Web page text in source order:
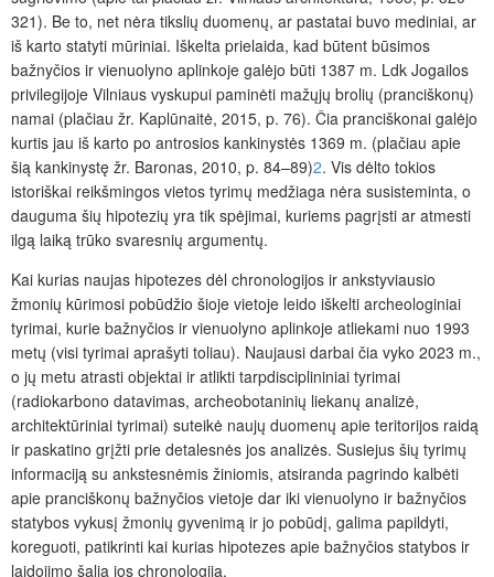
321). Be to, net nėra tikslių duomenų, ar pastatai buvo mediniai, ar
iš karto statyti mūriniai. Iškelta prielaida, kad būtent būsimos
bažnyčios ir vienuolyno aplinkoje galėjo būti 1387 m. Ldk Jogailos
privilegijoje Vilniaus vyskupui paminėti mažųjų brolių (pranciškonų)
namai (plačiau žr. Kaplūnaitė, 2015, p. 76). Čia pranciškonai galėjo
kurtis jau iš karto po antrosios kankinystės 1369 m. (plačiau apie
šią kankinystę žr. Baronas, 2010, p. 84–89)2. Vis dėlto tokios
istoriškai reikšmingos vietos tyrimų medžiaga nėra susisteminta, o
dauguma šių hipotezių yra tik spėjimai, kuriems pagrįsti ar atmesti
ilgą laiką trūko svaresnių argumentų.
Kai kurias naujas hipotezes dėl chronologijos ir ankstyviausio
žmonių kūrimosi pobūdžio šioje vietoje leido iškelti archeologiniai
tyrimai, kurie bažnyčios ir vienuolyno aplinkoje atliekami nuo 1993
metų (visi tyrimai aprašyti toliau). Naujausi darbai čia vyko 2023 m.,
o jų metu atrasti objektai ir atlikti tarpdisciplininiai tyrimai
(radiokarbono datavimas, archeobotaninių liekanų analizė,
architektūriniai tyrimai) suteikė naujų duomenų apie teritorijos raidą
ir paskatino grįžti prie detalesnės jos analizės. Susiejus šių tyrimų
informaciją su ankstesnėmis žiniomis, atsiranda pagrindo kalbėti
apie pranciškonų bažnyčios vietoje dar iki vienuolyno ir bažnyčios
statybos vykusį žmonių gyvenimą ir jo pobūdį, galima papildyti,
koreguoti, patikrinti kai kurias hipotezes apie bažnyčios statybos ir
laidojimo šalia jos chronologiją.